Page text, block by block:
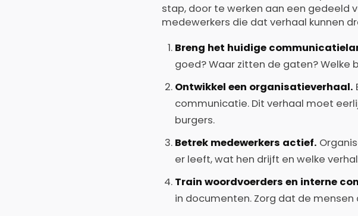
stap, door te werken aan een gedeeld
medewerkers die dat verhaal kunnen
Breng het huidige
goed? Waar zitten de gaten? Welke
Ontwikkel een organisatieverhaal.
communicatie. Dit verhaal moet
burgers.
Betrek medewerkers actief.
er leeft, wat hen drijft en welke
Train woordvoerders en interne
in documenten. Zorg dat de